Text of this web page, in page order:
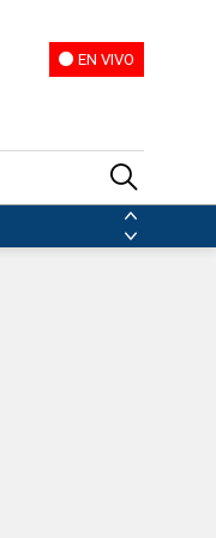
EN VIVO